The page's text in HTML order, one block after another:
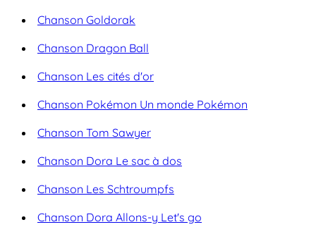
Chanson Goldorak
Chanson Dragon Ball
Chanson Les cités d'or
Chanson Pokémon Un monde Pokémon
Chanson Tom Sawyer
Chanson Dora Le sac à dos
Chanson Les Schtroumpfs
Chanson Dora Allons-y Let's go